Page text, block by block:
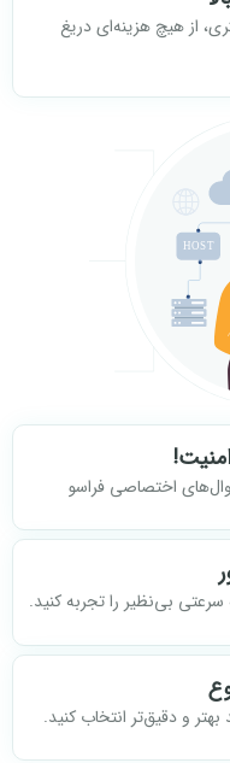
از هیچ هزینه‌ای دریغ
اختصاصی فراسو
بی‌نظیر را تجربه کنید.
و دقیق‌تر انتخاب کنید.